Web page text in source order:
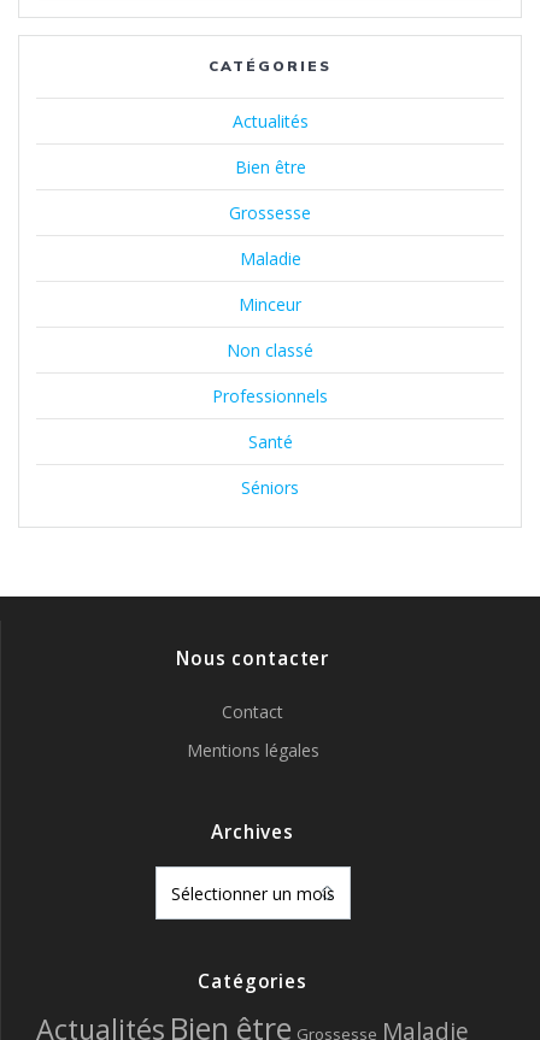
CATÉGORIES
Actualités
Bien être
Grossesse
Maladie
Minceur
Non classé
Professionnels
Santé
Séniors
Nous contacter
Contact
Mentions légales
Archives
Catégories
Actualités Bien être Grossesse Maladie